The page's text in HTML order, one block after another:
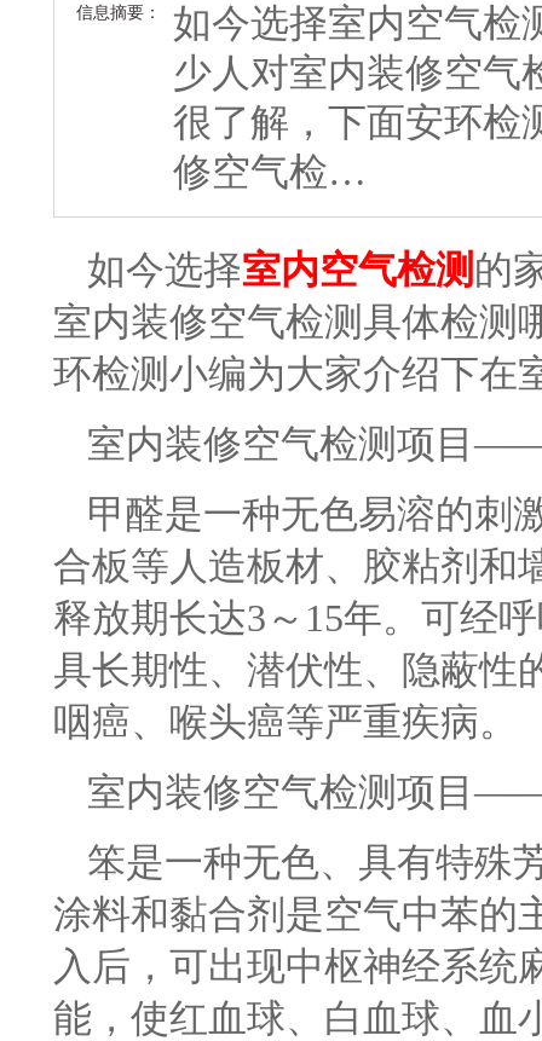
信息摘要：
如今选择室内空气检
少人对室内装修空气
很了解，下面安环检
修空气检…
如今选择室内空气检测 的
室内装修空气检测具体检测
环检测小编为大家介绍下在
室内装修空气检测项目
甲醛是一种无色易溶的刺
合板等人造板材、胶粘剂和
释放期长达3～15年。可经
具长期性、潜伏性、隐蔽性
咽癌、喉头癌等严重疾病。
室内装修空气检测项目
笨是一种无色、具有特殊
涂料和黏合剂是空气中苯的
入后，可出现中枢神经系统
能，使红血球、白血球、血